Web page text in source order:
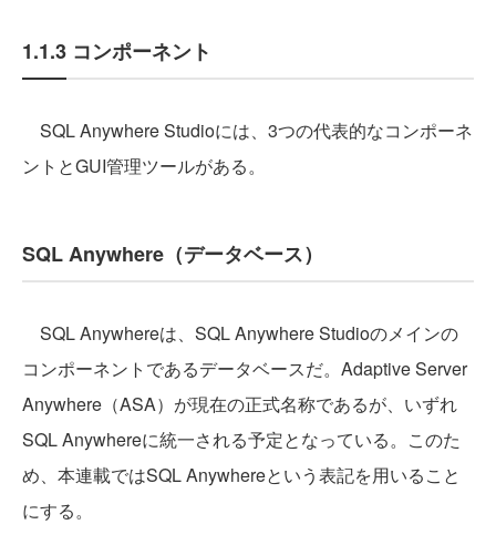
1.1.3 コンポーネント
SQL Anywhere Studioには、3つの代表的なコンポーネ
ントとGUI管理ツールがある。
SQL Anywhere（データベース）
SQL Anywhereは、SQL Anywhere Studioのメインの
コンポーネントであるデータベースだ。Adaptive Server
Anywhere（ASA）が現在の正式名称であるが、いずれ
SQL Anywhereに統一される予定となっている。このた
め、本連載ではSQL Anywhereという表記を用いること
にする。